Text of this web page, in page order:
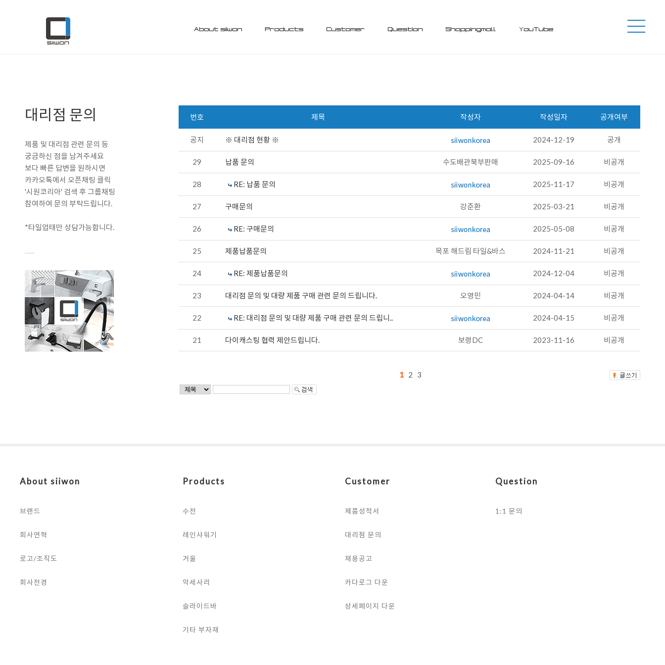
About siiwon Products Customer Question Shoppingmall YouTube
대리점 문의
제품 및 대리점 관련 문의 등
궁금하신 점을 남겨주세요
보다 빠른 답변을 원하시면
카카오톡에서 오픈채팅 클릭
'시원코리아' 검색 후 그룹채팅
참여하여 문의 부탁드립니다.
*타일업태만 상담가능합니다.
번호 제목 작성자 작성일자 공개여부
공지 ※ 대리점 현황 ※ 2024-12-19 공개
29 납품 문의 수도배관북부판매 2025-09-16 비공개
28 RE: 납품 문의 2025-11-17 비공개
27 구매문의 강준환 2025-03-21 비공개
26 RE: 구매문의 2025-05-08 비공개
25 제품납품문의 목포 해드림 타일&바스 2024-11-21 비공개
24 RE: 제품납품문의 2024-12-04 비공개
23 대리점 문의 및 대량 제품 구매 관련 문의 드립니다. 오영민 2024-04-14 비공개
22 RE: 대리점 문의 및 대량 제품 구매 관련 문의 드립니.. 2024-04-15 비공개
21 다이캐스팅 협력 제안드립니다. 보령DC 2023-11-16 비공개
1 2 3
About siiwon
브랜드
회사연혁
로고/조직도
회사전경
Products
수전
레인샤워기
거울
악세사리
슬라이드바
기타 부자재
Customer
제품성적서
대리점 문의
채용공고
카다로그 다운
상세페이지 다운
Question
1:1 문의